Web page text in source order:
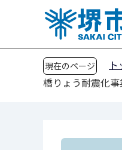
現在のページ
橋りょう耐震化